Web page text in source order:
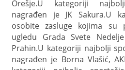
Orešje.U kategoriji
nagrađen je JK Sakura.U
osobite zasluge kojima su
ugledu Grada Svete
Prahin.U kategoriji najbolji
nagrađen je Borna Vlašić,